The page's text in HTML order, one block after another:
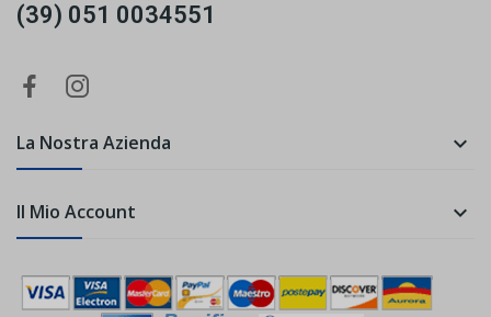
(39) 051 0034551
La Nostra Azienda 
Il Mio Account 